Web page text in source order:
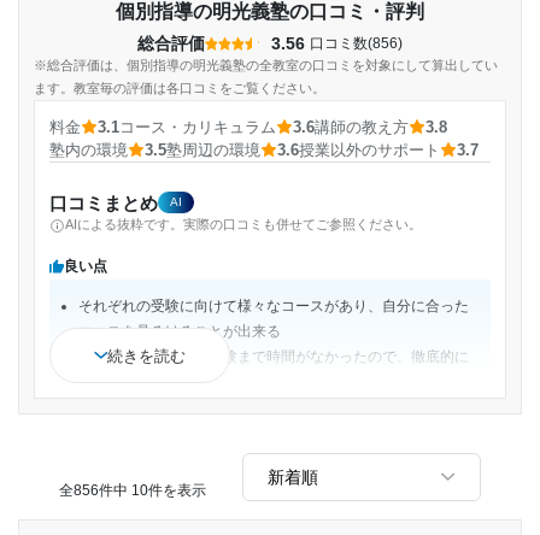
個別指導の明光義塾の口コミ・評判
総合評価 3.56 口コミ数(856)
※総合評価は、個別指導の明光義塾の全教室の口コミを対象にして算出してい
ます。教室毎の評価は各口コミをご覧ください。
料金 3.1コース・カリキュラム 3.6講師の教え方
3.8
塾内の環境
3.5塾周辺の環境 3.6授業以外のサポート 3.7
口コミまとめ AI
AIによる抜粋です。実際の口コミも併せてご参照ください。
良い点
それぞれの受験に向けて様々なコースがあり、自分に合った
コースを見るけることが出来る
コースは自分は私立受験まで時間がなかったので、徹底的に
でなくても自主学習が可能でバスの待ち時間などに利用して
いました。
続きを読む
全856件中 10件を表示